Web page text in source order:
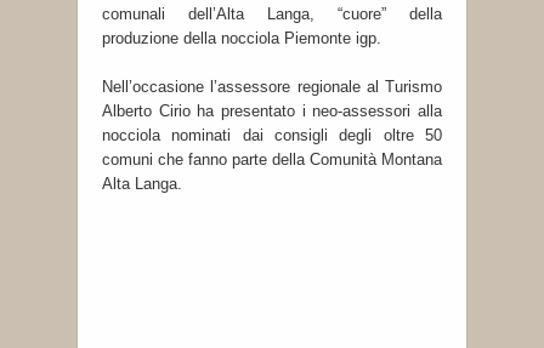
comunali dell’Alta Langa, “cuore” della
produzione della nocciola Piemonte igp.
Nell’occasione l’assessore regionale al Turismo
Alberto Cirio ha presentato i neo-assessori alla
nocciola nominati dai consigli degli oltre 50
comuni che fanno parte della Comunità Montana
Alta Langa.